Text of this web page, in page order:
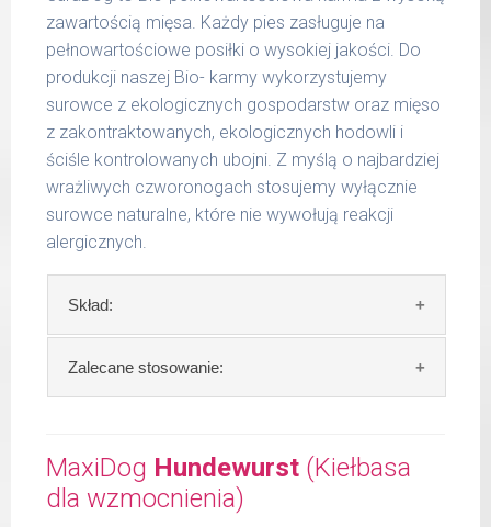
wilgotność 70,84 %
wapń 0,39 %
fosfor 0,30 %
kg
200 g
6 - 14
kg
300 g
15 -
25 kg
400 g
26 -
35 kg
750 g
Waga netto/Nr art.: 400 g/1202
zawartością mięsa. Każdy pies zasługuje na
pełnowartościowe posiłki o wysokiej jakości. Do
produkcji naszej Bio- karmy wykorzystujemy
surowce z ekologicznych gospodarstw oraz mięso
z zakontraktowanych, ekologicznych hodowli i
ściśle kontrolowanych ubojni. Z myślą o najbardziej
wrażliwych czworonogach stosujemy wyłącznie
surowce naturalne, które nie wywołują reakcji
alergicznych.
Skład:
Skład:kurczak 66%, jabłko 10%, proso 15%,
olej lniany 2%, algi.
surowe białko 8,80 %
tłuszcz surowy 8,50 %
Zalecane stosowanie:
opakowań w lodówce, nie dłużej niż 2 dni.
W tabeli ujęto dzienne zapotrzebowanie na
MaxiDog Hundewurst (Kiełbasa
dla wzmocnienia)